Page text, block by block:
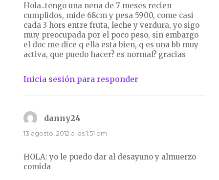
Hola..tengo una nena de 7 meses recien
cumplidos, mide 68cm y pesa 5900, come casi
cada 3 hors entre fruta, leche y verdura, yo sigo
muy preocupada por el poco peso, sin embargo
el doc me dice q ella esta bien, q es una bb muy
activa, que puedo hacer? es normal? gracias
Inicia sesión para responder
danny24
13 agosto, 2012 a las 1:51 pm
HOLA: yo le puedo dar al desayuno y almuerzo
comida